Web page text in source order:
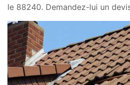
le 88240. Demandez-lui un